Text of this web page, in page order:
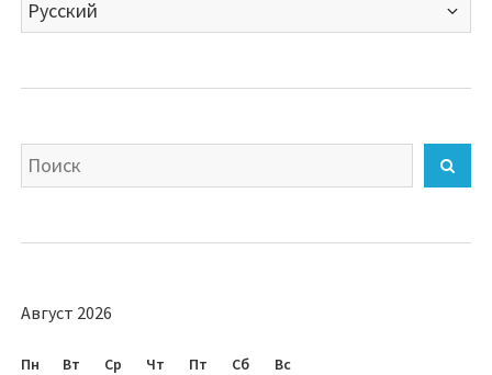
язык
Искать
Август 2026
Пн Вт Ср Чт Пт Сб Вс